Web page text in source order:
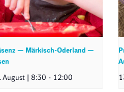
— Märkisch-Oderland —
August | 8:30 - 12:00